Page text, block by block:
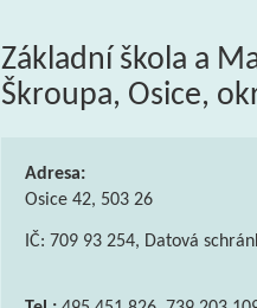
Základní škola a
Škroupa, Osice,
Adresa:
Osice 42, 503 26
IČ: 709 93 254, Datová